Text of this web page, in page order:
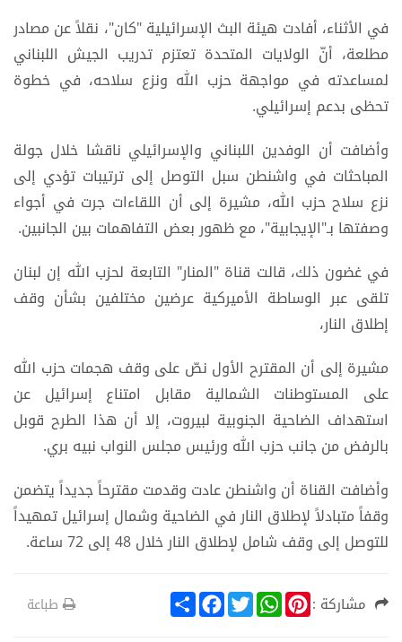
في الأثناء، أفادت هيئة البث الإسرائيلية "كان"، نقلاً عن مصادر
مطلعة، أنّ الولايات المتحدة تعتزم تدريب الجيش اللبناني
لمساعدته في مواجهة حزب الله ونزع سلاحه، في خطوة
تحظى بدعم إسرائيلي.
وأضافت أن الوفدين اللبناني والإسرائيلي ناقشا خلال جولة
المباحثات في واشنطن سبل التوصل إلى ترتيبات تؤدي إلى
نزع سلاح حزب الله، مشيرة إلى أن اللقاءات جرت في أجواء
وصفتها بـ"الإيجابية"، مع ظهور بعض التفاهمات بين الجانبين.
في غضون ذلك، قالت قناة "المنار" التابعة لحزب الله إن لبنان
تلقى عبر الوساطة الأميركية عرضين مختلفين بشأن وقف
إطلاق النار،
مشيرة إلى أن المقترح الأول نصّ على وقف هجمات حزب الله
على المستوطنات الشمالية مقابل امتناع إسرائيل عن
استهداف الضاحية الجنوبية لبيروت، إلا أن هذا الطرح قوبل
بالرفض من جانب حزب الله ورئيس مجلس النواب نبيه بري.
وأضافت القناة أن واشنطن عادت وقدمت مقترحاً جديداً يتضمن
وقفاً متبادلاً لإطلاق النار في الضاحية وشمال إسرائيل تمهيداً
للتوصل إلى وقف شامل لإطلاق النار خلال 48 إلى 72 ساعة.
مشاركة : S
h
F
a
T
w
W
h
P
i طباعة